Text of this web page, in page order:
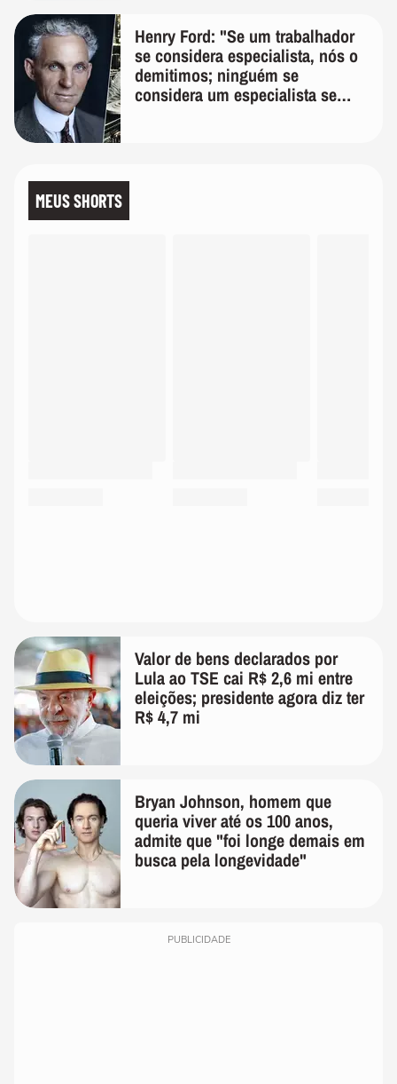
Henry Ford: "Se um trabalhador
se considera especialista, nós o
demitimos; ninguém se
considera um especialista se
MEUS SHORTS
Valor de bens declarados por
Lula ao TSE cai R$ 2,6 mi entre
eleições; presidente agora diz ter
R$ 4,7 mi
Bryan Johnson, homem que
queria viver até os 100 anos,
admite que "foi longe demais em
busca pela longevidade"
PUBLICIDADE